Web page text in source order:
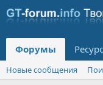
Форумы
Новые сообщения